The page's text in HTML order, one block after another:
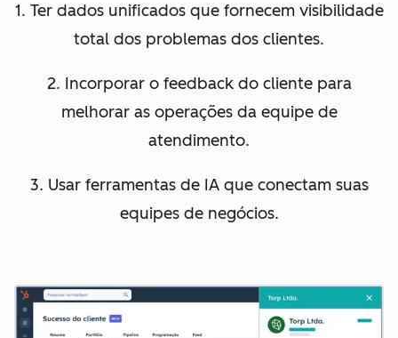
1. Ter dados unificados que fornecem visibilidade
total dos problemas dos clientes.
2. Incorporar o feedback do cliente para
melhorar as operações da equipe de
atendimento.
3. Usar ferramentas de IA que conectam suas
equipes de negócios.